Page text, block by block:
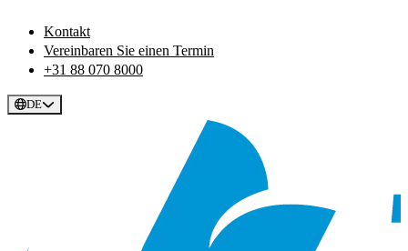
Kontakt
Vereinbaren Sie einen Termin
+31 88 070 8000
DE